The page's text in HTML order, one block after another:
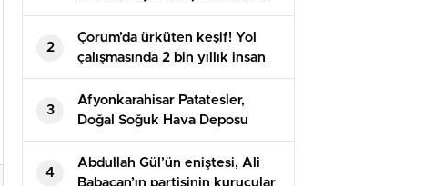
destek: Ruhani döneminde
yolsuzluk arttı, gidişata razı
değiliz
2
Çorum’da ürküten keşif! Yol
çalışmasında 2 bin yıllık insan
iskeleti bulundu
3
Afyonkarahisar Patatesler,
Doğal Soğuk Hava Deposu
Mağaralarda Saklanıyor
4
Abdullah Gül’ün eniştesi, Ali
Babacan’ın partisinin kurucular